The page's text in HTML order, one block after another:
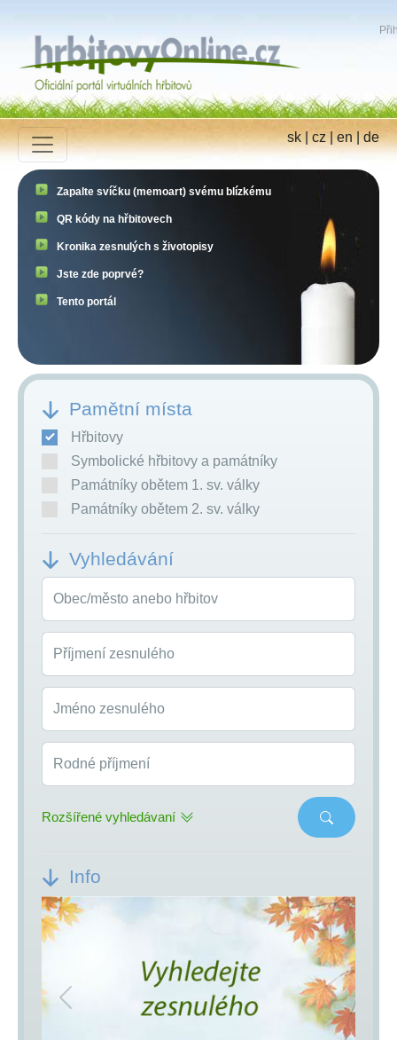
sk|cz|en|de
Zapalte svíčku (memoart) svému blízkému
QR kódy na hřbitovech
Kronika zesnulých s životopisy
Jste zde poprvé?
Tento portál
Pamětní místa
Hřbitovy
Symbolické hřbitovy a památníky
Památníky obětem 1. sv. války
Památníky obětem 2. sv. války
Vyhledávání
Obec/město anebo hřbitov
Příjmení zesnulého
Jméno zesnulého
Rodné příjmení
Rozšířené vyhledávaní
Info
Previous Next